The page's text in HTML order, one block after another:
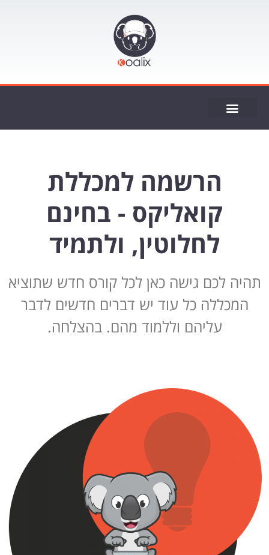
הרשמה למכללת
קואליקס - בחינם
לחלוטין, ולתמיד
תהיה לכם גישה כאן לכל קורס חדש שתוציא
המכללה כל עוד יש דברים חדשים לדבר
עליהם וללמוד מהם. בהצלחה.